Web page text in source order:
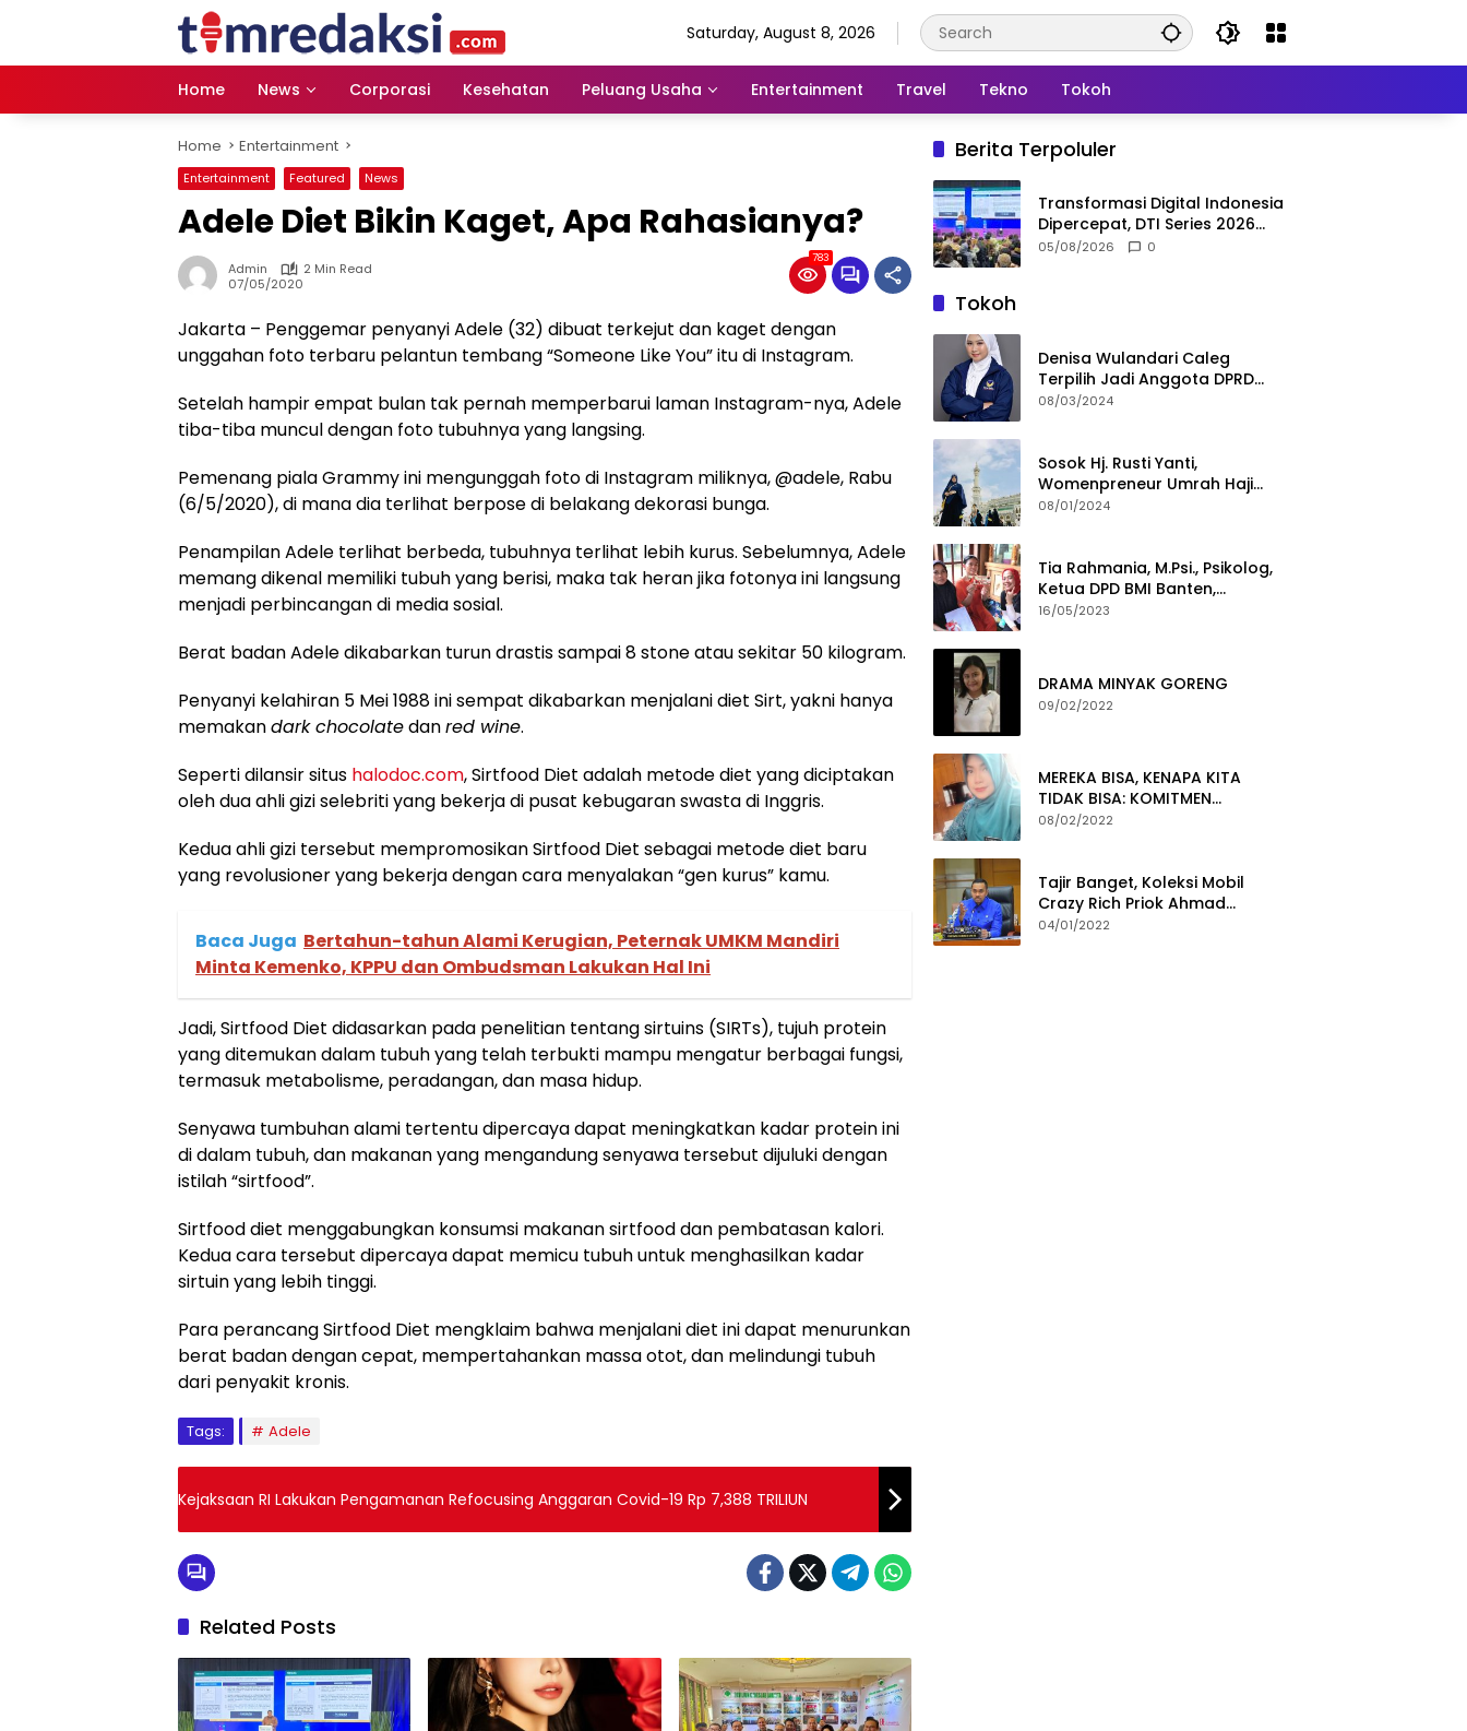
Saturday, August 8, 2026
Home News Corporasi Kesehatan Peluang Usaha Entertainment Travel Tekno Tokoh
Home Entertainment
Entertainment Featured News
Adele Diet Bikin Kaget, Apa Rahasianya?
Admin
2 Min Read
07/05/2020
783
Jakarta – Penggemar penyanyi Adele (32) dibuat terkejut dan kaget dengan
unggahan foto terbaru pelantun tembang “Someone Like You” itu di Instagram.
Setelah hampir empat bulan tak pernah memperbarui laman Instagram-nya, Adele
tiba-tiba muncul dengan foto tubuhnya yang langsing.
Pemenang piala Grammy ini mengunggah foto di Instagram miliknya, @adele, Rabu
(6/5/2020), di mana dia terlihat berpose di belakang dekorasi bunga.
Penampilan Adele terlihat berbeda, tubuhnya terlihat lebih kurus. Sebelumnya, Adele
memang dikenal memiliki tubuh yang berisi, maka tak heran jika fotonya ini langsung
menjadi perbincangan di media sosial.
Berat badan Adele dikabarkan turun drastis sampai 8 stone atau sekitar 50 kilogram.
Penyanyi kelahiran 5 Mei 1988 ini sempat dikabarkan menjalani diet Sirt, yakni hanya
memakandark chocolatedanred wine.
Seperti dilansir situs halodoc.com, Sirtfood Diet adalah metode diet yang diciptakan
oleh dua ahli gizi selebriti yang bekerja di pusat kebugaran swasta di Inggris.
Kedua ahli gizi tersebut mempromosikan Sirtfood Diet sebagai metode diet baru
yang revolusioner yang bekerja dengan cara menyalakan “gen kurus” kamu.
Baca Juga Bertahun-tahun Alami Kerugian, Peternak UMKM Mandiri
Minta Kemenko, KPPU dan Ombudsman Lakukan Hal Ini
Jadi, Sirtfood Diet didasarkan pada penelitian tentang sirtuins (SIRTs), tujuh protein
yang ditemukan dalam tubuh yang telah terbukti mampu mengatur berbagai fungsi,
termasuk metabolisme, peradangan, dan masa hidup.
Senyawa tumbuhan alami tertentu dipercaya dapat meningkatkan kadar protein ini
di dalam tubuh, dan makanan yang mengandung senyawa tersebut dijuluki dengan
istilah “sirtfood”.
Sirtfood diet menggabungkan konsumsi makanan sirtfood dan pembatasan kalori.
Kedua cara tersebut dipercaya dapat memicu tubuh untuk menghasilkan kadar
sirtuin yang lebih tinggi.
Para perancang Sirtfood Diet mengklaim bahwa menjalani diet ini dapat menurunkan
berat badan dengan cepat, mempertahankan massa otot, dan melindungi tubuh
dari penyakit kronis.
Tags: Adele
Kejaksaan RI Lakukan Pengamanan Refocusing Anggaran Covid-19 Rp 7,388 TRILIUN
Related Posts
Berita Terpoluler
Transformasi Digital Indonesia
Dipercepat, DTI Series 2026
Resmi Digelar di Jakarta
05/08/2026 0
Tokoh
Denisa Wulandari Caleg
Terpilih Jadi Anggota DPRD
Termuda Periode 2024-2029
08/03/2024
Sosok Hj. Rusti Yanti,
Womenpreneur Umrah Haji
Yang Gigih Syiarkan Baitullah
08/01/2024
Tia Rahmania, M.Psi., Psikolog,
Ketua DPD BMI Banten,
membawa Program Layanan
16/05/2023
DRAMA MINYAK GORENG
09/02/2022
MEREKA BISA, KENAPA KITA
TIDAK BISA: KOMITMEN
PEMBERANTASAN KORUPSI
08/02/2022
Tajir Banget, Koleksi Mobil
Crazy Rich Priok Ahmad
Sahroni Bikin Ngiler
04/01/2022